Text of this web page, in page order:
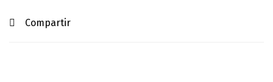
Compartir